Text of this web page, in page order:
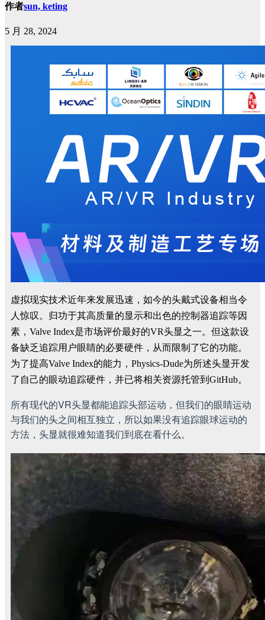
作者sun, keting
5 月 28, 2024
虚拟现实技术近年来发展迅速，如今的头戴式设备相当令
人惊叹。归功于其高质量的显示和出色的控制器追踪等因
素，Valve Index是市场评价最好的VR头显之一。但这款设
备缺乏追踪用户眼睛的必要硬件，从而限制了它的功能。
为了提高Valve Index的能力，Physics-Dude为所述头显开发
了自己的眼动追踪硬件，并已将相关资源托管到GitHub。
所有现代的VR头显都能追踪头部运动，但我们的眼睛运动
与我们的头之间相互独立，所以如果没有追踪眼球运动的
方法，头显就很难知道我们到底在看什么。